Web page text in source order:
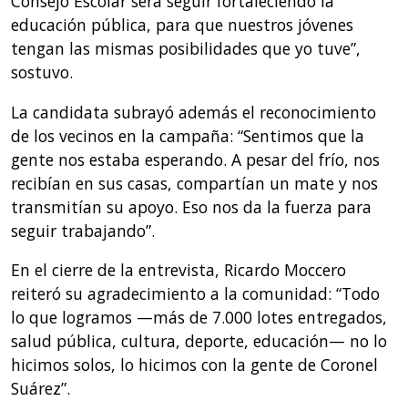
educación pública, para que nuestros jóvenes
tengan las mismas posibilidades que yo tuve”,
sostuvo.
La candidata subrayó además el reconocimiento
de los vecinos en la campaña: “Sentimos que la
gente nos estaba esperando. A pesar del frío, nos
recibían en sus casas, compartían un mate y nos
transmitían su apoyo. Eso nos da la fuerza para
seguir trabajando”.
En el cierre de la entrevista, Ricardo Moccero
reiteró su agradecimiento a la comunidad: “Todo
lo que logramos —más de 7.000 lotes entregados,
salud pública, cultura, deporte, educación— no lo
hicimos solos, lo hicimos con la gente de Coronel
Suárez”.